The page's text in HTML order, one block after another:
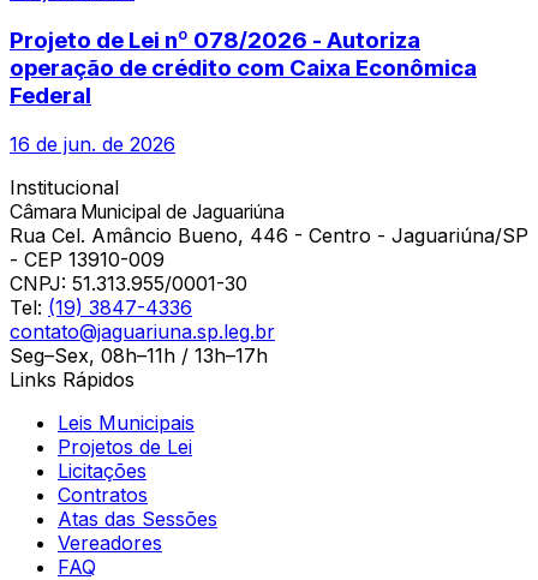
Projeto de Lei nº 078/2026 - Autoriza
operação de crédito com Caixa Econômica
Federal
16 de jun. de 2026
Institucional
Câmara Municipal de Jaguariúna
Rua Cel. Amâncio Bueno, 446 - Centro - Jaguariúna/SP
- CEP 13910-009
CNPJ: 51.313.955/0001-30
Tel: (19) 3847-4336
contato@jaguariuna.sp.leg.br
Seg–Sex, 08h–11h / 13h–17h
Links Rápidos
Leis Municipais
Projetos de Lei
Licitações
Contratos
Atas das Sessões
Vereadores
FAQ